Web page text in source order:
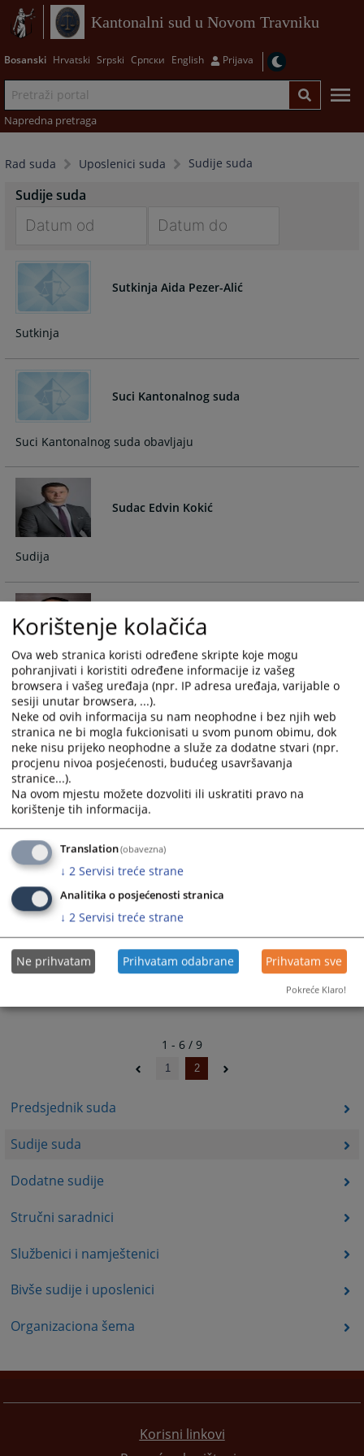
Kantonalni sud u Novom Travniku
Bosanski Hrvatski Srpski Српски English Prijava
Napredna pretraga
Rad suda Uposlenici suda Sudije suda
Predsjednik suda
Sudije suda
Dodatne sudije
Stručni saradnici
Službenici i namještenici
Bivše sudije i uposlenici
Organizaciona šema
Sudije suda
forward
interact
the
calendar
and
select
Press
the
question
mark
key
to
get
keyboard
for
dates.
to
calendar
select
Press
the
mark
for
dates.
Sutkinja Aida Pezer-Alić
Sutkinja
Suci Kantonalnog suda
Suci Kantonalnog suda obavljaju
Sudac Edvin Kokić
Sudija
Sudac Denis Trifković
Sudija
Sudac Darmin Avdić
Sudac
Sutkinja Alma Islamović
Sutkinja
1 - 6 / 9
1 2
Korisni linkovi
Korištenje kolačića
Ova web stranica koristi određene skripte koje mogu
pohranjivati i koristiti određene informacije iz vašeg
browsera i vašeg uređaja (npr. IP adresa uređaja, varijable o
sesiji unutar browsera, ...).
Neke od ovih informacija su nam neophodne i bez njih web
stranica ne bi mogla fukcionisati u svom punom obimu, dok
neke nisu prijeko neophodne a služe za dodatne stvari (npr.
procjenu nivoa posjećenosti, budućeg usavršavanja
stranice...).
Na ovom mjestu možete dozvoliti ili uskratiti pravo na
korištenje tih informacija.
Translation(obavezna)
↓ 2 Servisi treće strane
Analitika o posjećenosti stranica
↓ 2 Servisi treće strane
Ne prihvatam Prihvatam odabrane Prihvatam sve
Pokreće Klaro!